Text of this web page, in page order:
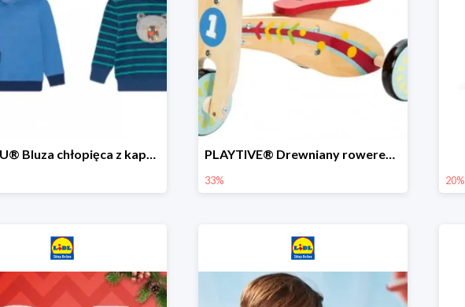
LUPILU® Bluza chłopięca z kapturem PLAYTIVE® Drewniany rowerek biegowy -33%
33% 20%